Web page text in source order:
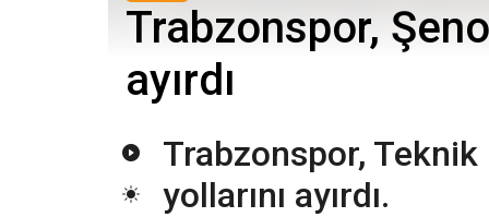
Trabzonspor,
ayırdı
Trabzonspor,
yollarını ayırdı.